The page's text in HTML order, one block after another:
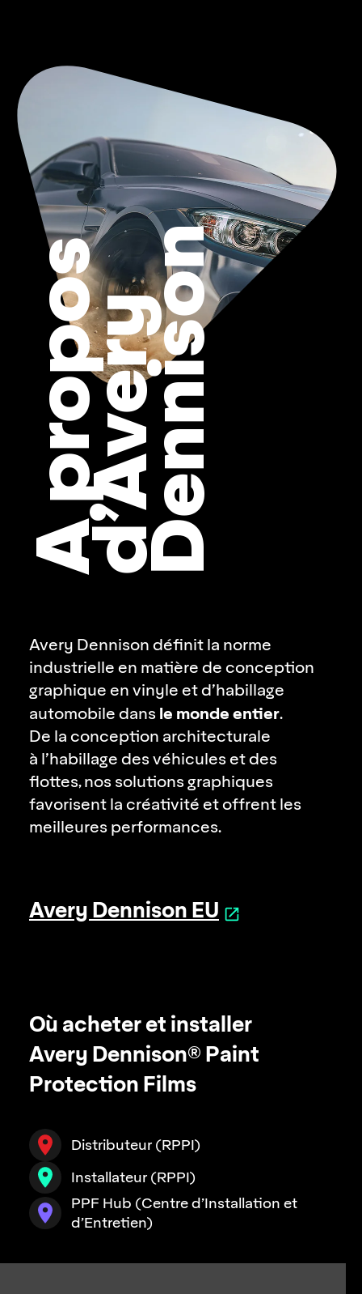
A
p
r
o
p
o
s
d
’
A
v
e
r
y
D
e
n
n
i
s
on
Avery Dennison définit la norme
industrielle en matière de conception
graphique en vinyle et d’habillage
automobile dans le monde entier.
De la conception architecturale
à l’habillage des véhicules et des
flottes, nos solutions graphiques
favorisent la créativité et offrent les
meilleures performances.
Avery Dennison EU
Où acheter et installer
Avery Dennison® Paint
Protection Films
Distributeur (RPPI)
Installateur (RPPI)
PPF Hub (Centre d’Installation et
d’Entretien)